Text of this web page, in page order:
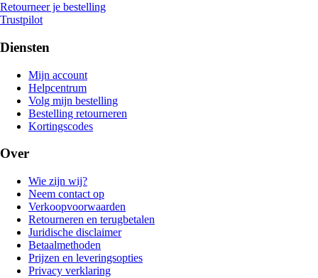
Retourneer je bestelling
Trustpilot
Diensten
Mijn account
Helpcentrum
Volg mijn bestelling
Bestelling retourneren
Kortingscodes
Over
Wie zijn wij?
Neem contact op
Verkoopvoorwaarden
Retourneren en terugbetalen
Juridische disclaimer
Betaalmethoden
Prijzen en leveringsopties
Privacy verklaring